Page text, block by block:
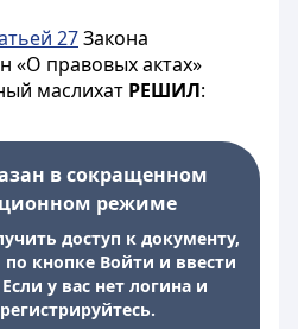
27Закона
«О правовых актах»
маслихат РЕШИЛ:
в сокращенном
режиме
доступ к документу,
кнопке Войти и ввести
у вас нет логина и